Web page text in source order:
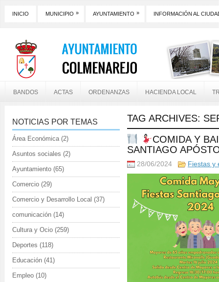
INICIO MUNICIPIO » AYUNTAMIENTO » INFORMACIÓN AL
BANDOS ACTAS ORDENANZAS HACIENDA LOCAL
TAG ARCHIVES:
COMIDA Y
SANTIAGO
28/06/2024 Fiestas y
NOTICIAS POR TEMAS
Área Económica(2)
Asuntos sociales (2)
Ayuntamiento (65)
Comercio (29)
Comercio y Desarrollo Local (37)
comunicación (14)
Cultura y Ocio (259)
Deportes (118)
Educación (41)
Empleo (10)